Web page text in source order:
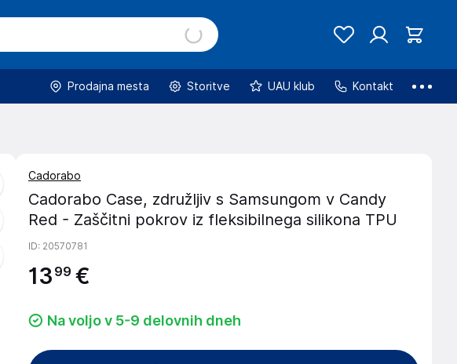
Prodajna mesta Storitve UAU klub Kontakt
Cadorabo
Cadorabo Case, združljiv s Samsungom v Candy
Red - Zaščitni pokrov iz fleksibilnega silikona TPU
ID: 20570781
13 99 €
Na voljo v 5-9 delovnih dneh